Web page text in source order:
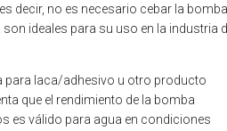
decir, no es necesario cebar la bomba
ideales para su uso en la industria
para laca/adhesivo u otro producto
que el rendimiento de la bomba
es válido para agua en condiciones